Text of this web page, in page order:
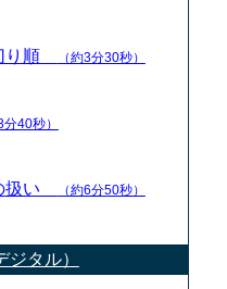
り順 （約3分30秒）
分40秒）
扱い （約6分50秒）
タル）